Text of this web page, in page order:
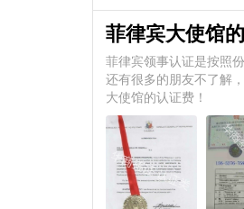
菲律宾大使馆
菲律宾领事认证是按照
还有很多的朋友不了解
大使馆的认证费！